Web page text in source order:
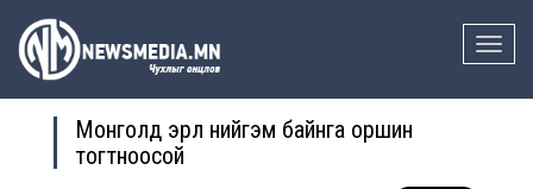
Toggle
Монголд эрүүл нийгэм байнга оршин
тогтноосой